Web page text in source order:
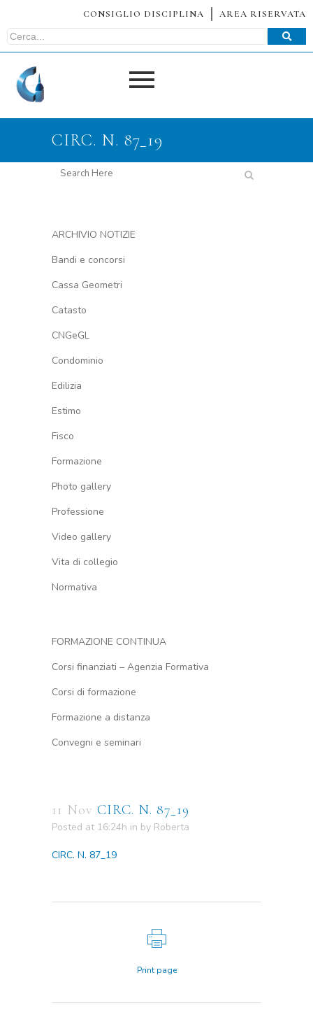
CONSIGLIO DISCIPLINA AREA RISERVATA
CIRC. N. 87_19
ARCHIVIO NOTIZIE
Bandi e concorsi
Cassa Geometri
Catasto
CNGeGL
Condominio
Edilizia
Estimo
Fisco
Formazione
Photo gallery
Professione
Video gallery
Vita di collegio
Normativa
FORMAZIONE CONTINUA
Corsi finanziati – Agenzia Formativa
Corsi di formazione
Formazione a distanza
Convegni e seminari
11 Nov CIRC. N. 87_19
Posted at 16:24h in by Roberta
CIRC. N. 87_19
Print page